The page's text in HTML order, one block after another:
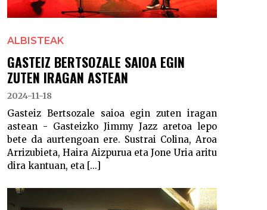
ALBISTEAK
GASTEIZ BERTSOZALE SAIOA EGIN
ZUTEN IRAGAN ASTEAN
2024-11-18
Gasteiz Bertsozale saioa egin zuten iragan
astean - Gasteizko Jimmy Jazz aretoa lepo
bete da aurtengoan ere. Sustrai Colina, Aroa
Arrizubieta, Haira Aizpurua eta Jone Uria aritu
dira kantuan, eta [...]